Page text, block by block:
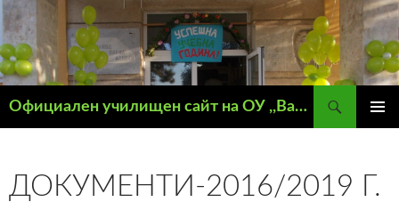
Официален училищен сайт на ОУ ,,Васил Левски" – гр. Кнежа
ДОКУМЕНТИ-2016/2019 Г.